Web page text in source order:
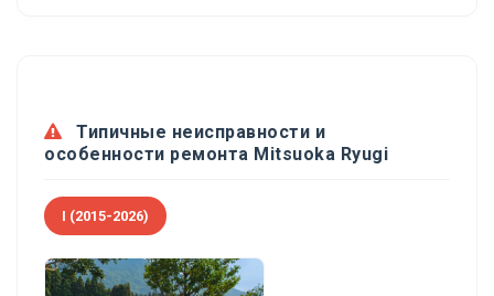
Типичные неисправности и
особенности ремонта Mitsuoka Ryugi
I (2015-2026)